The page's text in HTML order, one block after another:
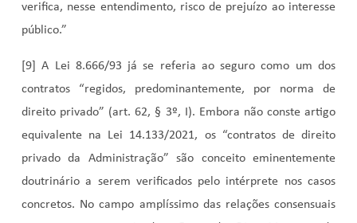
verifica, nesse entendimento, risco de prejuízo ao interesse
público.”
[9] A Lei 8.666/93 já se referia ao seguro como um dos
contratos “regidos, predominantemente, por norma de
direito privado” (art. 62, § 3º, I). Embora não conste artigo
equivalente na Lei 14.133/2021, os “contratos de direito
privado da Administração” são conceito eminentemente
doutrinário a serem verificados pelo intérprete nos casos
concretos. No campo amplíssimo das relações consensuais